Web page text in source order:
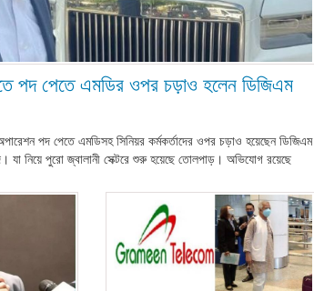
পদ পেতে এমডির ওপর চড়াও হলেন ডিজিএম
পদ পেতে এমডিসহ সিনিয়র কর্মকর্তাদের ওপর চড়াও হয়েছেন ডিজিএম
যা নিয়ে পুরো জ্বালানী সেক্টরে শুরু হয়েছে তোলপাড়। অভিযোগ রয়েছে